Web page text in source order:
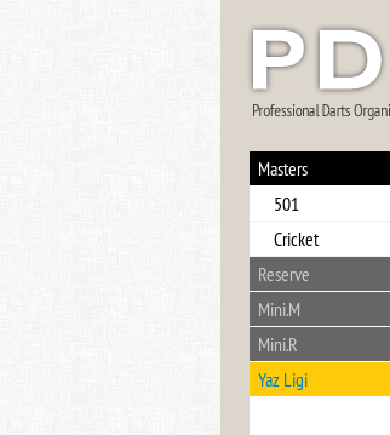
Masters
501
Cricket
Reserve
Mini.M
Mini.R
Yaz Ligi